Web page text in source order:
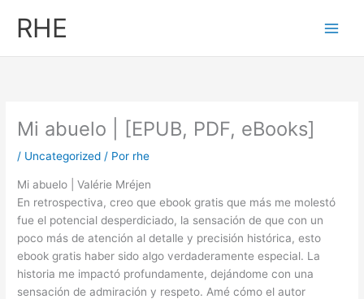
RHE
Mi abuelo | [EPUB, PDF, eBooks]
/ Uncategorized / Por rhe
Mi abuelo | Valérie Mréjen
En retrospectiva, creo que ebook gratis que más me molestó
fue el potencial desperdiciado, la sensación de que con un
poco más de atención al detalle y precisión histórica, esto
ebook gratis haber sido algo verdaderamente especial. La
historia me impactó profundamente, dejándome con una
sensación de admiración y respeto. Amé cómo el autor